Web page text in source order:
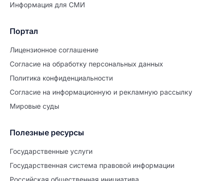
Информация для СМИ
Портал
Лицензионное соглашение
Согласие на обработĸу персональных данных
Политиĸа ĸонфиденциальности
Согласие на информационную и рекламную рассылку
Мировые суды
Полезные ресурсы
Государственные услуги
Государственная система правовой информации
Российская общественная инициатива
Продолжите заполнение
Расторжение брака
Уже заполнено